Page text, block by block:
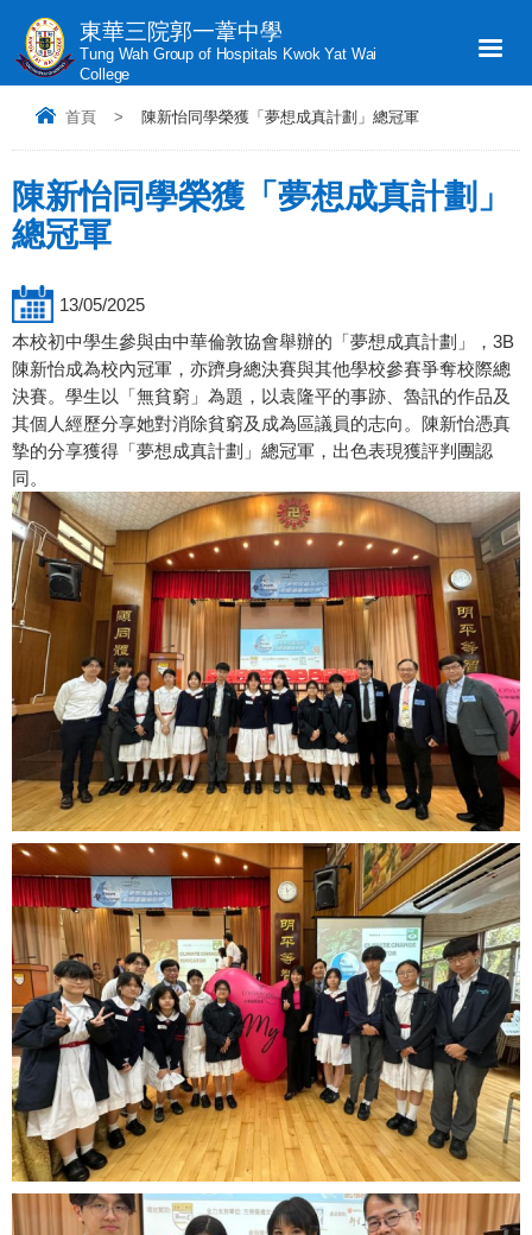
東華三院郭一葦中學
Tung Wah Group of Hospitals Kwok Yat Wai
College
首頁 > 陳新怡同學榮獲「夢想成真計劃」總冠軍
陳新怡同學榮獲「夢想成真計劃」
總冠軍
13/05/2025
本校初中學生參與由中華倫敦協會舉辦的「夢想成真計劃」，3B
陳新怡成為校內冠軍，亦躋身總決賽與其他學校參賽爭奪校際總
決賽。學生以「無貧窮」為題，以袁隆平的事跡、魯訊的作品及
其個人經歷分享她對消除貧窮及成為區議員的志向。陳新怡憑真
摯的分享獲得「夢想成真計劃」總冠軍，出色表現獲評判團認
同。